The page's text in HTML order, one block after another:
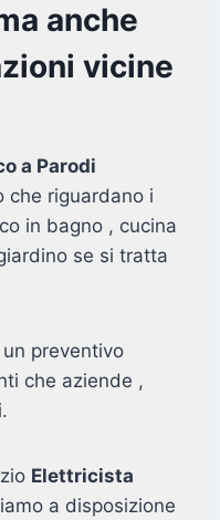
anche
vicine
a Parodi
che riguardano i
in bagno , cucina
se si tratta
preventivo
che aziende ,
Elettricista
a disposizione